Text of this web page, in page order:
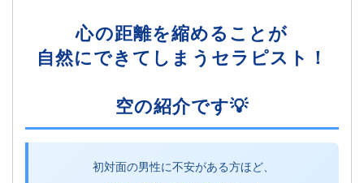
心の距離を縮めることが
自然にできてしまうセラピスト！
空の紹介です💡
初対面の男性に不安がある方ほど、